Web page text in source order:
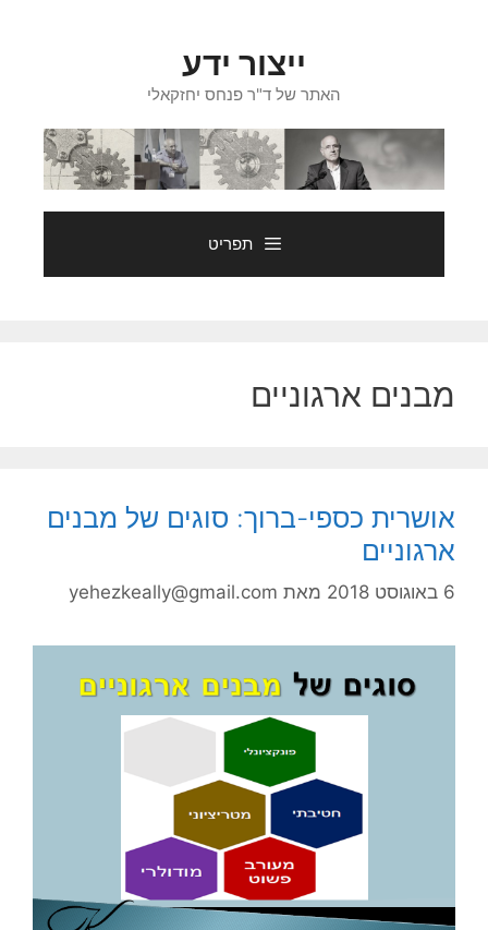
ייצור ידע
האתר של ד"ר פנחס יחזקאלי
תפריט
מבנים ארגוניים
אושרית כספי-ברוך: סוגים של מבנים
ארגוניים
6 באוגוסט 2018 מאת yehezkeally@gmail.com